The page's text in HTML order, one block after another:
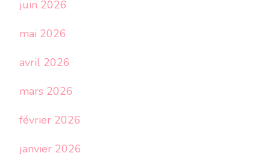
juin 2026
mai 2026
avril 2026
mars 2026
février 2026
janvier 2026